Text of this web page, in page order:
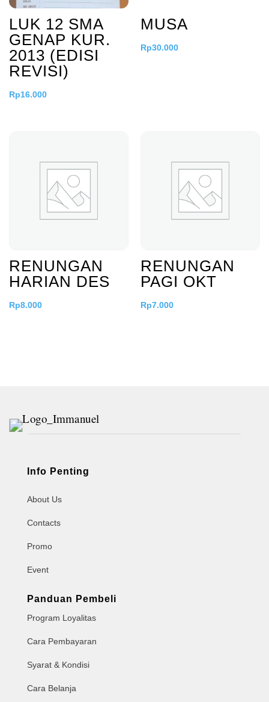
LUK 12 SMA
GENAP KUR.
2013 (EDISI
REVISI)
Rp16.000
MUSA
Rp30.000
RENUNGAN
HARIAN DES
Rp8.000
RENUNGAN
PAGI OKT
Rp7.000
Info Penting
About Us
Contacts
Promo
Event
Panduan Pembeli
Program Loyalitas
Cara Pembayaran
Syarat & Kondisi
Cara Belanja